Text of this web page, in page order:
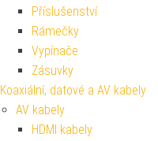
Příslušenství
Rámečky
Vypínače
Zásuvky
Koaxiální, datové a AV kabely
AV kabely
HDMI kabely